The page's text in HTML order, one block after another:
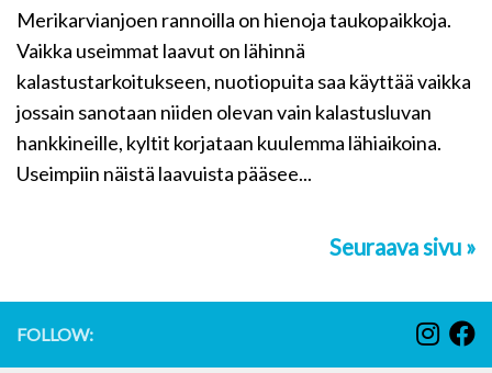
Merikarvianjoen rannoilla on hienoja taukopaikkoja.
Vaikka useimmat laavut on lähinnä
kalastustarkoitukseen, nuotiopuita saa käyttää vaikka
jossain sanotaan niiden olevan vain kalastusluvan
hankkineille, kyltit korjataan kuulemma lähiaikoina.
Useimpiin näistä laavuista pääsee...
Seuraava sivu »
FOLLOW: